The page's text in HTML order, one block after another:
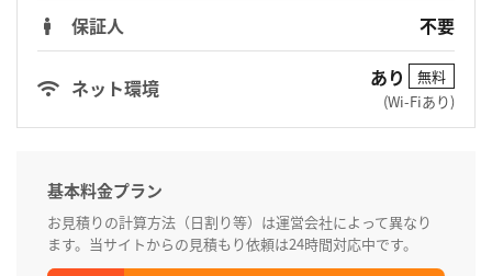
保証人
不要
ネット環境 あり
無料
(Wi-Fiあり)
基本料金プラン
お見積りの計算方法（日割り等）は運営会社によって異なり
ます。当サイトからの見積もり依頼は24時間対応中です。